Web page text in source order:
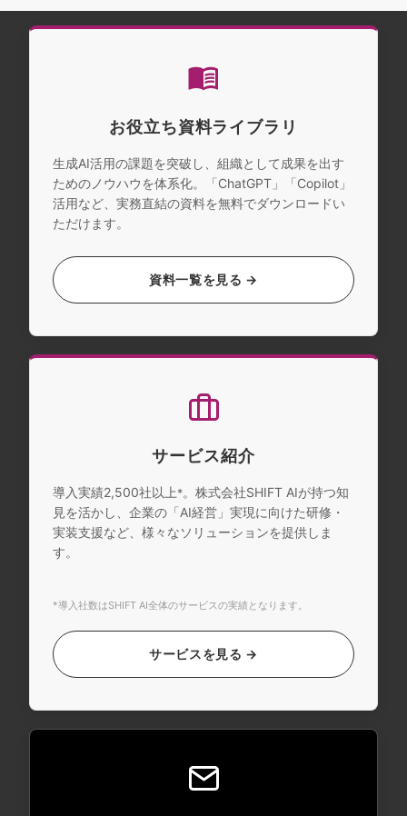
お役立ち資料ライブラリ
生成AI活用の課題を突破し、組織として成果を出す
ためのノウハウを体系化。「ChatGPT」「Copilot」
活用など、実務直結の資料を無料でダウンロードい
ただけます。
資料一覧を見る →
サービス紹介
導入実績2,500社以上 *。株式会社SHIFT AIが持つ知
見を活かし、企業の「AI経営」実現に向けた研修・
実装支援など、様々なソリューションを提供しま
す。
*導入社数はSHIFT AI全体のサービスの実績となります。
サービスを見る →